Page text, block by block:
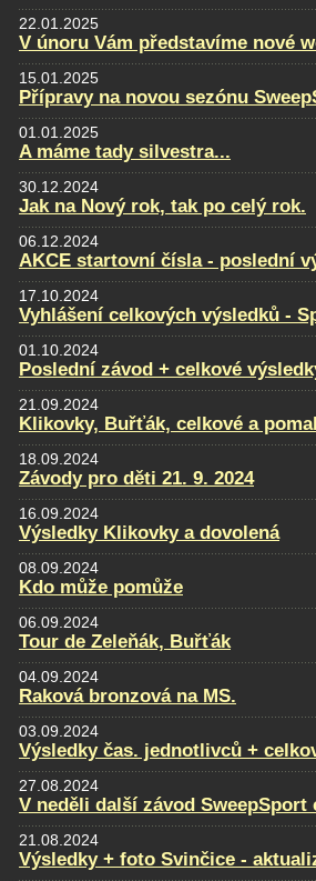
22.01.2025
V únoru Vám představíme nové
15.01.2025
Přípravy na novou sezónu
01.01.2025
A máme tady silvestra...
30.12.2024
Jak na Nový rok, tak po celý rok.
06.12.2024
AKCE startovní čísla - poslední
17.10.2024
Vyhlášení celkových výsledků -
01.10.2024
Poslední závod + celkové
21.09.2024
Klikovky, Buřťák, celkové a
18.09.2024
Závody pro děti 21. 9. 2024
16.09.2024
Výsledky Klikovky a dovolená
08.09.2024
Kdo může pomůže
06.09.2024
Tour de Zeleňák, Buřťák
04.09.2024
Raková bronzová na MS.
03.09.2024
Výsledky čas. jednotlivců +
27.08.2024
V neděli další závod SweepSport
21.08.2024
Výsledky + foto Svinčice -